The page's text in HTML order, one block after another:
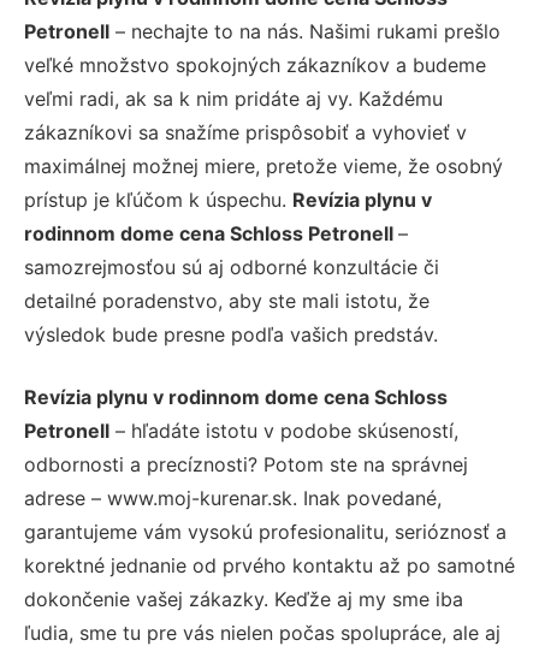
Petronell – nechajte to na nás. Našimi rukami prešlo
veľké množstvo spokojných zákazníkov a budeme
veľmi radi, ak sa k nim pridáte aj vy. Každému
zákazníkovi sa snažíme prispôsobiť a vyhovieť v
maximálnej možnej miere, pretože vieme, že osobný
prístup je kľúčom k úspechu. Revízia plynu v
rodinnom dome cena Schloss Petronell –
samozrejmosťou sú aj odborné konzultácie či
detailné poradenstvo, aby ste mali istotu, že
výsledok bude presne podľa vašich predstáv.
Revízia plynu v rodinnom dome cena Schloss
Petronell – hľadáte istotu v podobe skúseností,
odbornosti a precíznosti? Potom ste na správnej
adrese – www.moj-kurenar.sk. Inak povedané,
garantujeme vám vysokú profesionalitu, serióznosť a
korektné jednanie od prvého kontaktu až po samotné
dokončenie vašej zákazky. Keďže aj my sme iba
ľudia, sme tu pre vás nielen počas spolupráce, ale aj